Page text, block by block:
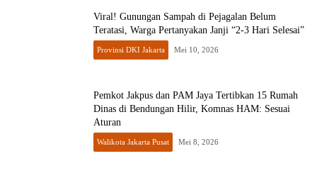
Viral! Gunungan Sampah di Pejagalan Belum
Teratasi, Warga Pertanyakan Janji “2-3 Hari Selesai”
Provinsi DKI Jakarta Mei 10, 2026
Pemkot Jakpus dan PAM Jaya Tertibkan 15 Rumah
Dinas di Bendungan Hilir, Komnas HAM: Sesuai
Aturan
Walikota Jakarta Pusat Mei 8, 2026